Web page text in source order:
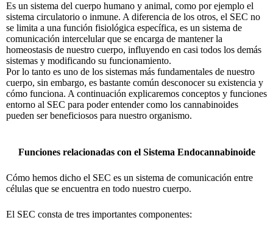
Es un sistema del cuerpo humano y animal, como por ejemplo el
sistema circulatorio o inmune. A diferencia de los otros, el SEC no
se limita a una función fisiológica específica, es un sistema de
comunicación intercelular que se encarga de mantener la
homeostasis de nuestro cuerpo, influyendo en casi todos los demás
sistemas y modificando su funcionamiento.
Por lo tanto es uno de los sistemas más fundamentales de nuestro
cuerpo, sin embargo, es bastante común desconocer su existencia y
cómo funciona. A continuación explicaremos conceptos y funciones
entorno al SEC para poder entender como los cannabinoides
pueden ser beneficiosos para nuestro organismo.
Funciones relacionadas con el Sistema Endocannabinoide
Cómo hemos dicho el SEC es un sistema de comunicación entre
células que se encuentra en todo nuestro cuerpo.
El SEC consta de tres importantes componentes: